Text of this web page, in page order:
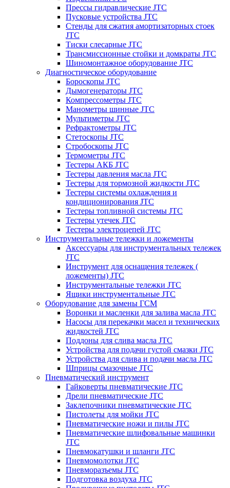
Прессы гидравлические JTC
Пусковые устройства JTC
Стенды для сжатия амортизаторных стоек
JTC
Тиски слесарные JTC
Трансмиссионные стойки и домкраты JTC
Шиномонтажное оборудование JTC
Диагностическое оборудование
Бороскопы JTC
Дымогенераторы JTC
Компрессометры JTC
Манометры шинные JTC
Мультиметры JTC
Рефрактометры JTC
Стетоскопы JTC
Стробоскопы JTC
Термометры JTC
Тестеры АКБ JTC
Тестеры давления масла JTC
Тестеры для тормозной жидкости JTC
Тестеры системы охлаждения и
кондиционирования JTC
Тестеры топливной системы JTC
Тестеры утечек JTC
Тестеры электроцепей JTC
Инструментальные тележки и ложементы
Аксессуары для инструментальных тележек
JTC
Инструмент для оснащения тележек (
ложементы) JTC
Инструментальные тележки JTC
Ящики инструментальные JTC
Оборудование для замены ГСМ
Воронки и масленки для залива масла JTC
Насосы для перекачки масел и технических
жидкостей JTC
Поддоны для слива масла JTC
Устройства для подачи густой смазки JTC
Устройства для слива и подачи масла JTC
Шприцы смазочные JTC
Пневматический инструмент
Гайковерты пневматические JTC
Дрели пневматические JTC
Заклепочники пневматические JTC
Пистолеты для мойки JTC
Пневматические ножи и пилы JTC
Пневматические шлифовальные машинки
JTC
Пневмокатушки и шланги JTC
Пневмомолотки JTC
Пневморазъемы JTC
Подготовка воздуха JTC